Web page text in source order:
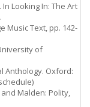
Looking In: The Art
Music Text, pp. 142-
of
Anthology. Oxford:
Malden: Polity,